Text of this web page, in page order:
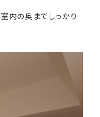
内の奥までしっかり